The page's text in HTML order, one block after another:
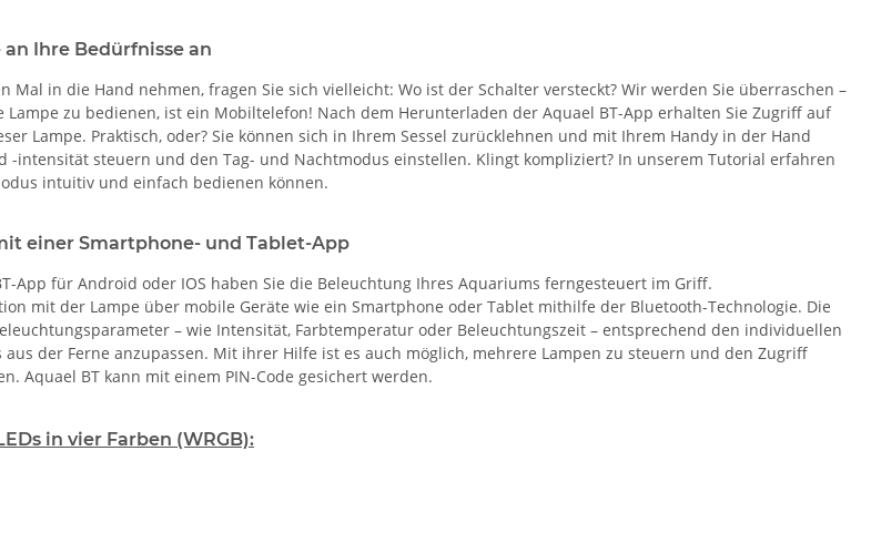
Ihre Bedürfnisse an
Mal in die Hand nehmen, fragen Sie sich vielleicht: Wo ist der Schalter versteckt? Wir werden Sie überraschen –
Lampe zu bedienen, ist ein Mobiltelefon! Nach dem Herunterladen der Aquael BT-App erhalten Sie Zugriff auf
Lampe. Praktisch, oder? Sie können sich in Ihrem Sessel zurücklehnen und mit Ihrem Handy in der Hand
-intensität steuern und den Tag- und Nachtmodus einstellen. Klingt kompliziert? In unserem Tutorial erfahren
intuitiv und einfach bedienen können.
einer Smartphone- und Tablet-App
App für Android oder IOS haben Sie die Beleuchtung Ihres Aquariums ferngesteuert im Griff.
mit der Lampe über mobile Geräte wie ein Smartphone oder Tablet mithilfe der Bluetooth-Technologie. Die
– wie Intensität, Farbtemperatur oder Beleuchtungszeit – entsprechend den individuellen
der Ferne anzupassen. Mit ihrer Hilfe ist es auch möglich, mehrere Lampen zu steuern und den Zugriff
Aquael BT kann mit einem PIN-Code gesichert werden.
in vier Farben (WRGB):